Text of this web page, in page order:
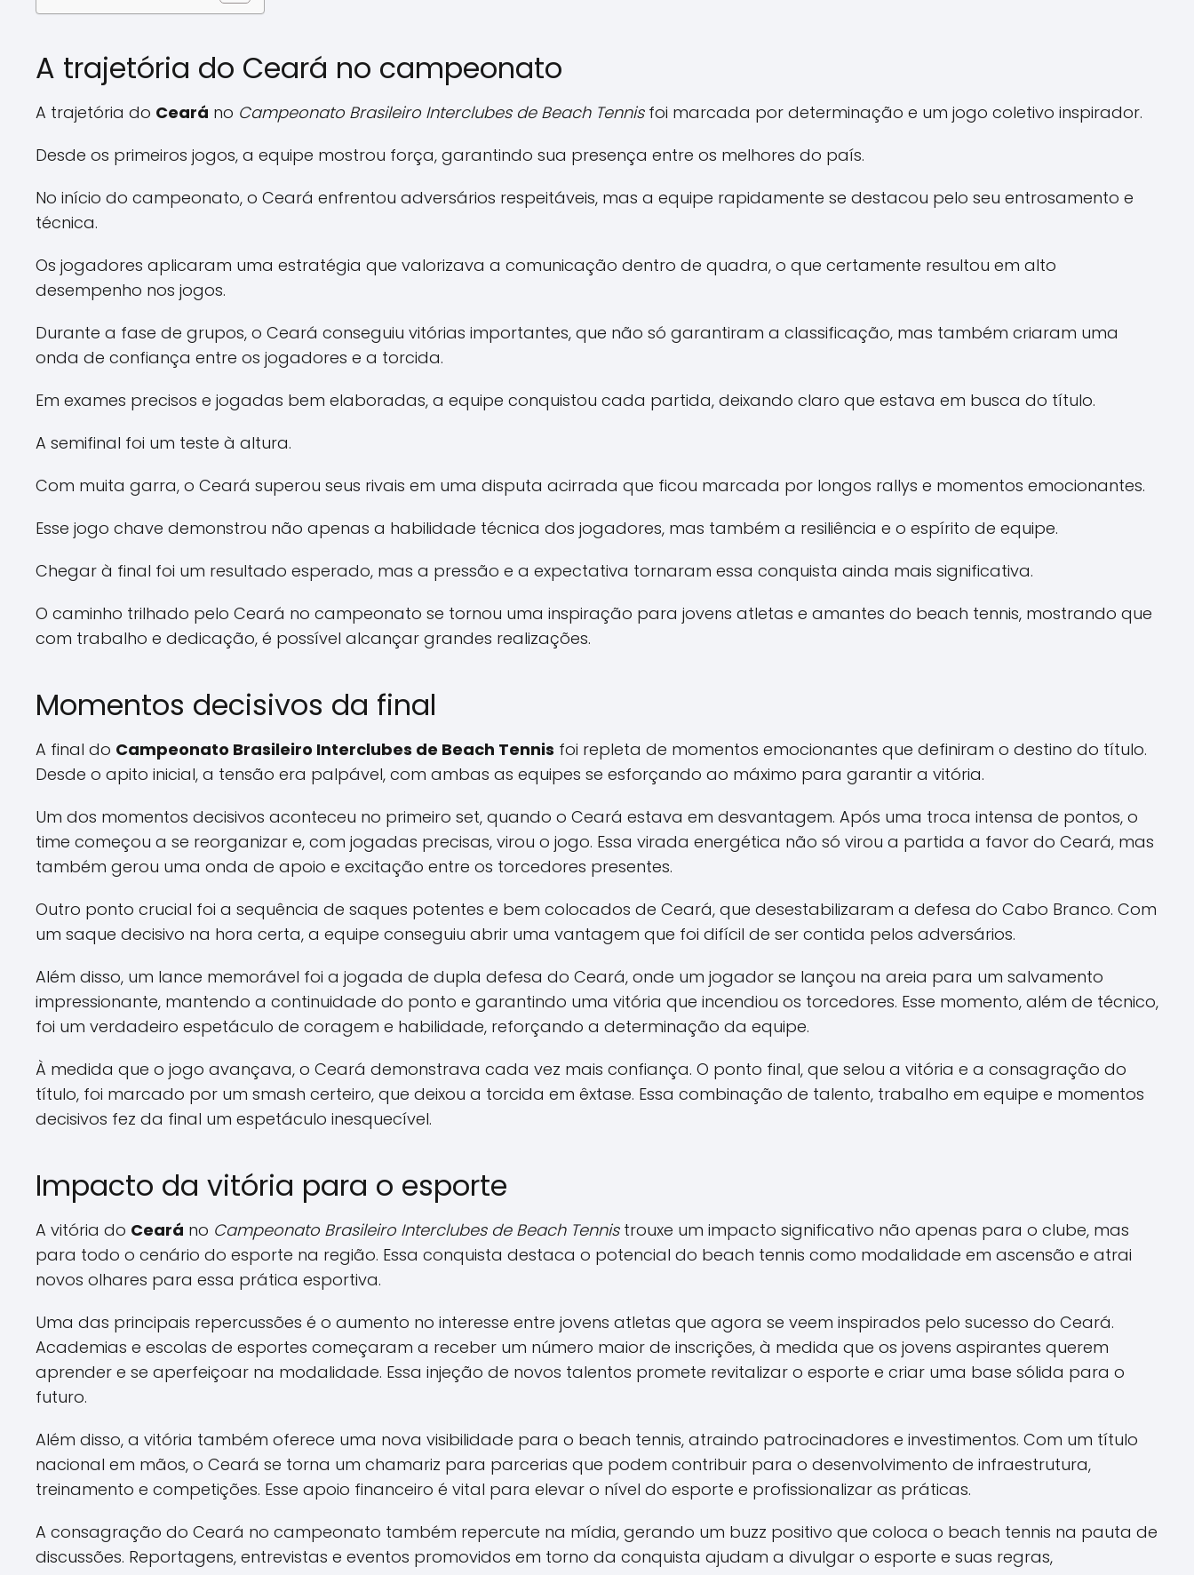
A trajetória do Ceará no campeonato
A trajetória do Ceará no Campeonato Brasileiro Interclubes de Beach Tennisfoi marcada por determinação e um jogo coletivo inspirador.
Desde os primeiros jogos, a equipe mostrou força, garantindo sua presença entre os melhores do país.
No início do campeonato, o Ceará enfrentou adversários respeitáveis, mas a equipe rapidamente se destacou pelo seu entrosamento e
técnica.
Os jogadores aplicaram uma estratégia que valorizava a comunicação dentro de quadra, o que certamente resultou em alto
desempenho nos jogos.
Durante a fase de grupos, o Ceará conseguiu vitórias importantes, que não só garantiram a classificação, mas também criaram uma
onda de confiança entre os jogadores e a torcida.
Em exames precisos e jogadas bem elaboradas, a equipe conquistou cada partida, deixando claro que estava em busca do título.
A semifinal foi um teste à altura.
Com muita garra, o Ceará superou seus rivais em uma disputa acirrada que ficou marcada por longos rallys e momentos emocionantes.
Esse jogo chave demonstrou não apenas a habilidade técnica dos jogadores, mas também a resiliência e o espírito de equipe.
Chegar à final foi um resultado esperado, mas a pressão e a expectativa tornaram essa conquista ainda mais significativa.
O caminho trilhado pelo Ceará no campeonato se tornou uma inspiração para jovens atletas e amantes do beach tennis, mostrando que
com trabalho e dedicação, é possível alcançar grandes realizações.
Momentos decisivos da final
A final do Campeonato Brasileiro Interclubes de Beach Tennis foi repleta de momentos emocionantes que definiram o destino do título.
Desde o apito inicial, a tensão era palpável, com ambas as equipes se esforçando ao máximo para garantir a vitória.
Um dos momentos decisivos aconteceu no primeiro set, quando o Ceará estava em desvantagem. Após uma troca intensa de pontos, o
time começou a se reorganizar e, com jogadas precisas, virou o jogo. Essa virada energética não só virou a partida a favor do Ceará, mas
também gerou uma onda de apoio e excitação entre os torcedores presentes.
Outro ponto crucial foi a sequência de saques potentes e bem colocados de Ceará, que desestabilizaram a defesa do Cabo Branco. Com
um saque decisivo na hora certa, a equipe conseguiu abrir uma vantagem que foi difícil de ser contida pelos adversários.
Além disso, um lance memorável foi a jogada de dupla defesa do Ceará, onde um jogador se lançou na areia para um salvamento
impressionante, mantendo a continuidade do ponto e garantindo uma vitória que incendiou os torcedores. Esse momento, além de técnico,
foi um verdadeiro espetáculo de coragem e habilidade, reforçando a determinação da equipe.
À medida que o jogo avançava, o Ceará demonstrava cada vez mais confiança. O ponto final, que selou a vitória e a consagração do
título, foi marcado por um smash certeiro, que deixou a torcida em êxtase. Essa combinação de talento, trabalho em equipe e momentos
decisivos fez da final um espetáculo inesquecível.
Impacto da vitória para o esporte
A vitória do Ceará no Campeonato Brasileiro Interclubes de Beach Tennistrouxe um impacto significativo não apenas para o clube, mas
para todo o cenário do esporte na região. Essa conquista destaca o potencial do beach tennis como modalidade em ascensão e atrai
novos olhares para essa prática esportiva.
Uma das principais repercussões é o aumento no interesse entre jovens atletas que agora se veem inspirados pelo sucesso do Ceará.
Academias e escolas de esportes começaram a receber um número maior de inscrições, à medida que os jovens aspirantes querem
aprender e se aperfeiçoar na modalidade. Essa injeção de novos talentos promete revitalizar o esporte e criar uma base sólida para o
futuro.
Além disso, a vitória também oferece uma nova visibilidade para o beach tennis, atraindo patrocinadores e investimentos. Com um título
nacional em mãos, o Ceará se torna um chamariz para parcerias que podem contribuir para o desenvolvimento de infraestrutura,
treinamento e competições. Esse apoio financeiro é vital para elevar o nível do esporte e profissionalizar as práticas.
A consagração do Ceará no campeonato também repercute na mídia, gerando um buzz positivo que coloca o beach tennis na pauta de
discussões. Reportagens, entrevistas e eventos promovidos em torno da conquista ajudam a divulgar o esporte e suas regras,